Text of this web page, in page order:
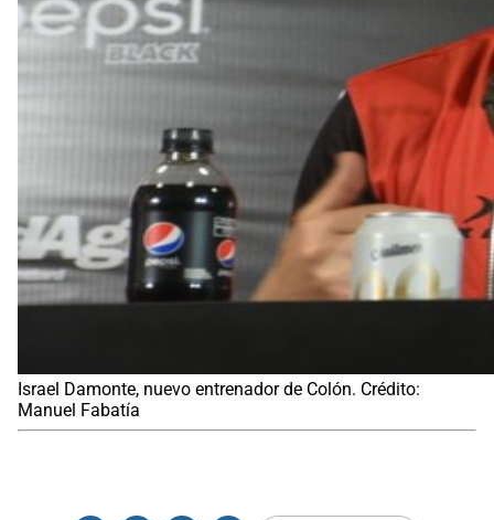
Israel Damonte, nuevo entrenador de Colón. Crédito:
Manuel Fabatía